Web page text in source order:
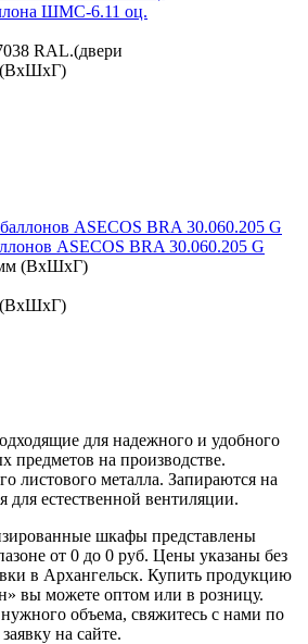
ШМС-6.11 оц.
RAL.(двери
(ВхШхГ)
ASECOS BRA 30.060.205 G
мм (ВхШхГ)
(ВхШхГ)
для надежного и удобного
предметов на производстве.
листового металла. Запираются на
естественной вентиляции.
шкафы представлены
от 0 до 0 руб. Цены указаны без
в Архангельск. Купить продукцию
вы можете оптом или в розницу.
объема, свяжитесь с нами по
на сайте.